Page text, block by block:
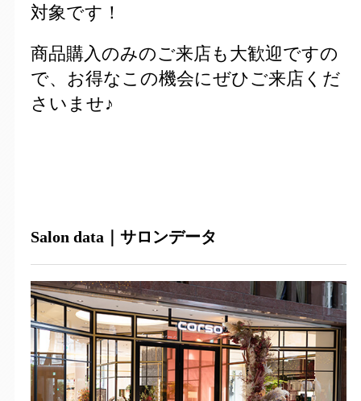
対象です！
商品購入のみのご来店も大歓迎ですの
で、お得なこの機会にぜひご来店くだ
さいませ♪
Salon data｜サロンデータ